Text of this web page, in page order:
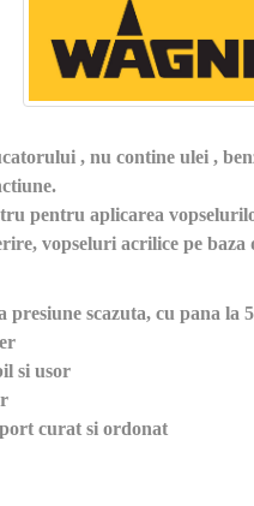
, nu contine ulei ,
pentru aplicarea
vopseluri acrilice pe baza
presiune scazuta, cu pana la
si usor
curat si ordonat